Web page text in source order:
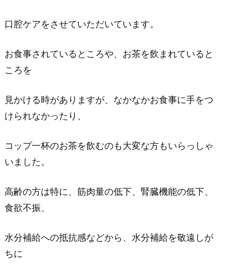
口腔ケアをさせていただいています。
お食事されているところや、お茶を飲まれていると
ころを
見かける時がありますが、 なかなかお食事に手をつ
けられなかったり、
コップ一杯のお茶を飲むのも大変な方もいらっしゃ
いました。
高齢の方は特に、筋肉量の低下、腎臓機能の低下、
食欲不振、
水分補給への抵抗感などから、水分補給を敬遠しが
ちに